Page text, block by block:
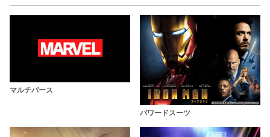
マルチバース
パワードスーツ